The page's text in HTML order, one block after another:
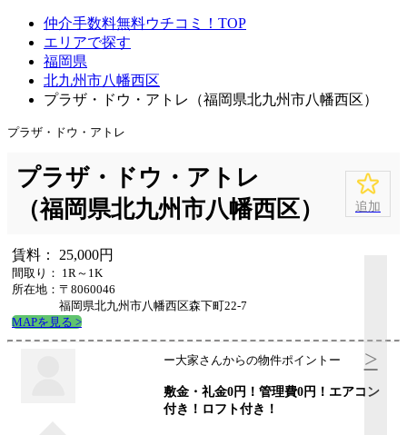
仲介手数料無料ウチコミ！TOP
エリアで探す
福岡県
北九州市八幡西区
プラザ・ドウ・アトレ（福岡県北九州市八幡西区）
プラザ・ドウ・アトレ
プラザ・ドウ・アトレ
（福岡県北九州市八幡西区）
追加
>
賃料： 25,000円
間取り： 1R～1K
所在地：〒8060046
福岡県北九州市八幡西区森下町22-7
MAPを見る >
ー大家さんからの物件ポイントー
敷金・礼金0円！管理費0円！エアコン
付き！ロフト付き！